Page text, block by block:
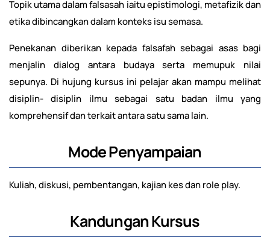
Topik utama dalam falsasah iaitu epistimologi, metafizik dan
etika dibincangkan dalam konteks isu semasa.
Penekanan diberikan kepada falsafah sebagai asas bagi
menjalin dialog antara budaya serta memupuk nilai
sepunya. Di hujung kursus ini pelajar akan mampu melihat
disiplin- disiplin ilmu sebagai satu badan ilmu yang
komprehensif dan terkait antara satu sama lain.
Mode Penyampaian
Kuliah, diskusi, pembentangan, kajian kes dan role play.
Kandungan Kursus